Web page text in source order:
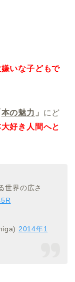
いな子どもで
本の魅力 」 にど
好き人間へと
世界の広さ
2014年1